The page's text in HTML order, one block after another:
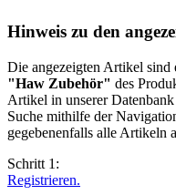
Hinweis zu den
Die angezeigten Artikel
"Haw Zubehör" des
Artikel in unserer
Suche mithilfe der
gegebenenfalls alle Artikeln
Schritt 1:
Registrieren.